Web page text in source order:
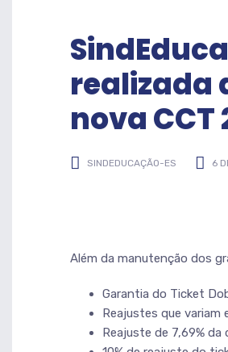
realizada
nova CCT
SINDEDUCAÇÃO-ES 6
Além da manutenção dos
Garantia do Ticket
Reajustes que variam
Reajuste de 7,69% da